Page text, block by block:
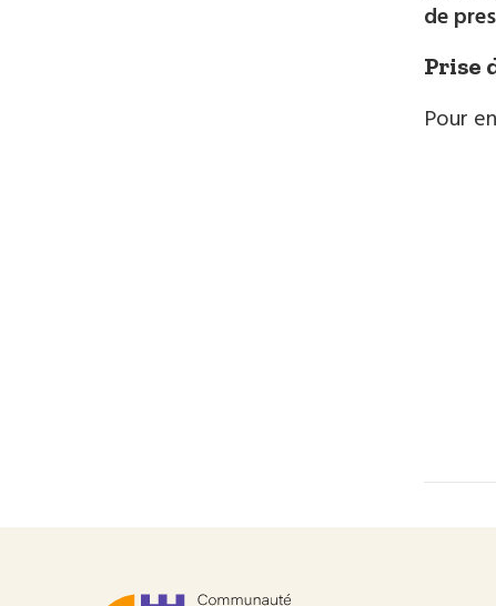
de
Prise
Pour